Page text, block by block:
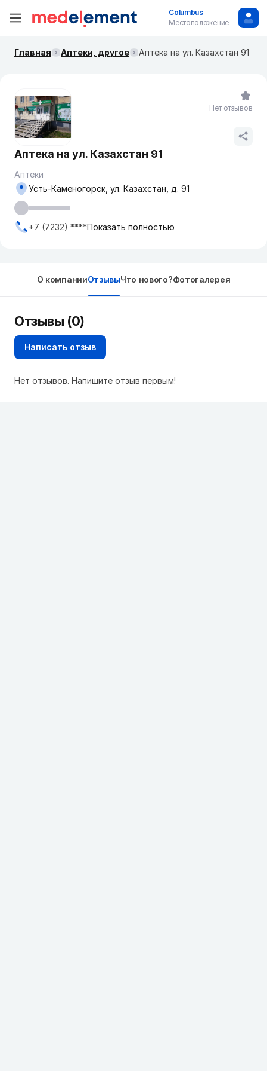
Columbus
Местоположение
Главная Аптеки, другое Аптека на ул. Казахстан 91
Аптека на ул. Казахстан 91
Аптеки
Усть-Каменогорск, ул. Казахстан, д. 91
+7 (7232) ****Показать полностью
Нет отзывов
О компанииОтзывыЧто нового?Фотогалерея
Отзывы (0)
Написать отзыв
Нет отзывов. Напишите отзыв первым!